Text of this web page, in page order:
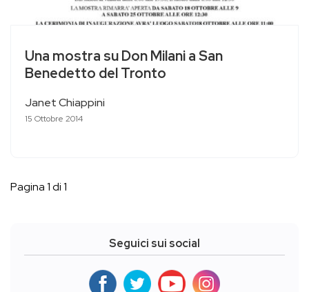
Una mostra su Don Milani a San
Benedetto del Tronto
Janet Chiappini
15 Ottobre 2014
Pagina 1 di 1
Seguici sui social